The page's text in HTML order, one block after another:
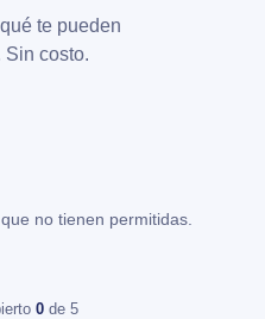
te pueden
costo.
no tienen permitidas.
0 de 5